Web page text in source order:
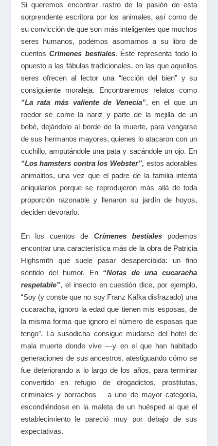
Si queremos encontrar rastro de la pasión de esta
sorprendente escritora por los animales, así como de
su convicción de que son más inteligentes que muchos
seres humanos, podemos asomarnos a su libro de
cuentosCrímenes bestiales. Éste representa todo lo
opuesto a las fábulas tradicionales, en las que aquellos
seres ofrecen al lector una “lección del bien” y su
consiguiente moraleja. Encontraremos relatos como
“La rata más valiente de Venecia”, en el que un
roedor se come la nariz y parte de la mejilla de un
bebé, dejándolo al borde de la muerte, para vengarse
de sus hermanos mayores, quienes lo atacaron con un
cuchillo, amputándole una pata y sacándole un ojo. En
“Los hamsters contra los Webster”, estos adorables
animalitos, una vez que el padre de la familia intenta
aniquilarlos porque se reprodujeron más allá de toda
proporción razonable y llenaron su jardín de hoyos,
deciden devorarlo.
En los cuentos de Crímenes bestiales podemos
encontrar una característica más de la obra de Patricia
Highsmith que suele pasar desapercibida: un fino
sentido del humor. En “Notas de una cucaracha
respetable”, el insecto en cuestión dice, por ejemplo,
“Soy (y conste que no soy Franz Kafka disfrazado) una
cucaracha, ignoro la edad que tienen mis esposas, de
la misma forma que ignoro el número de esposas que
tengo”. La susodicha consigue mudarse del hotel de
mala muerte donde vive —y en el que han habitado
generaciones de sus ancestros, atestiguando cómo se
fue deteriorando a lo largo de los años, para terminar
convertido en refugio de drogadictos, prostitutas,
criminales y borrachos— a uno de mayor categoría,
escondiéndose en la maleta de un huésped al que el
establecimiento le pareció muy por debajo de sus
expectativas.